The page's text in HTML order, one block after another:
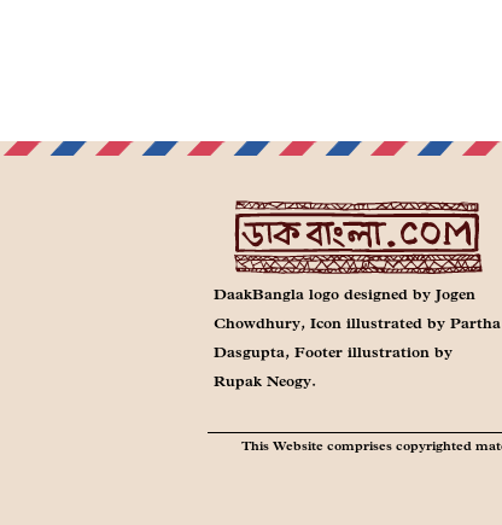
DaakBangla logo designed by Jogen
Chowdhury, Icon illustrated by Partha
Dasgupta, Footer illustration by
Rupak Neogy.
This Website comprises copyrighted